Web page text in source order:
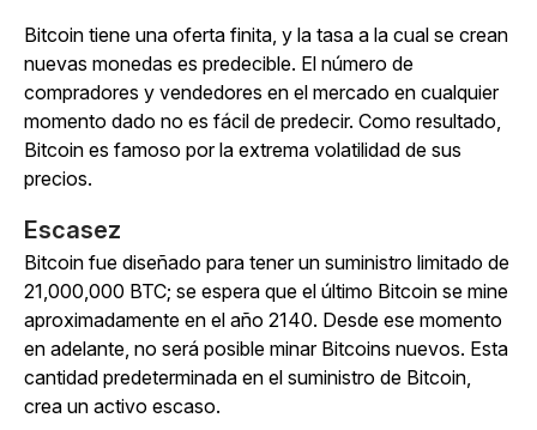
Bitcoin tiene una oferta finita, y la tasa a la cual se crean
nuevas monedas es predecible. El número de
compradores y vendedores en el mercado en cualquier
momento dado no es fácil de predecir. Como resultado,
Bitcoin es famoso por la extrema volatilidad de sus
precios.
Escasez
Bitcoin fue diseñado para tener un suministro limitado de
21,000,000 BTC; se espera que el último Bitcoin se mine
aproximadamente en el año 2140. Desde ese momento
en adelante, no será posible minar Bitcoins nuevos. Esta
cantidad predeterminada en el suministro de Bitcoin,
crea un activo escaso.